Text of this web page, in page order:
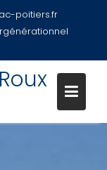
poitiers.fr